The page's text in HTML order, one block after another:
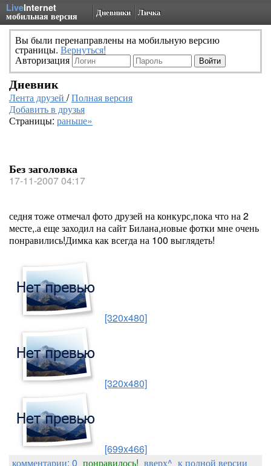
LiveInternet
мобильная версия Дневники Личка
Вы были перенаправлены на мобильную версию
страницы. Вернуться!
Авторизация
Дневник
Лента друзей /Полная версия
Добавить в друзья
Страницы: раньше»
Без заголовка
17-11-2007 04:17
седня тоже отмечал фото друзей на конкурс,пока что на 2
месте,.а еще заходил на сайт Билана,новые фотки мне очень
понравились!Димка как всегда на 100 выглядеть!
[320x480]
[320x480]
[699x466]
комментарии: 0 понравилось! вверх^ к полной версии